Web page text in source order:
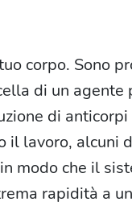
corpo. Sono
di un agente
di
il lavoro, alcuni
modo che il
rapidità a